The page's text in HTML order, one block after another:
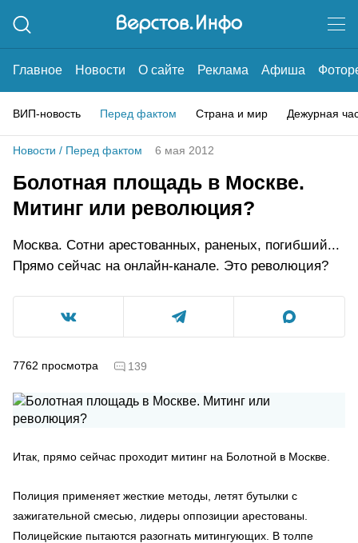
Главное Новости О сайте Реклама Афиша
ВИП-новость Перед фактом Страна и мир Дежурная
Новости / Перед фактом 6 мая 2012
Болотная площадь в Москве.
Митинг или революция?
Москва. Сотни арестованных, раненых, погибший...
Прямо сейчас на онлайн-канале. Это революция?
7762 просмотра 139
Итак, прямо сейчас проходит митинг на Болотной в Москве.
Полиция применяет жесткие методы, летят бутылки с
зажигательной смесью, лидеры оппозиции арестованы.
Полицейские пытаются разогнать митингующих. В толпе